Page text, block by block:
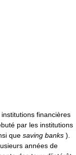
financières
par les institutions
que saving banks ).
années de